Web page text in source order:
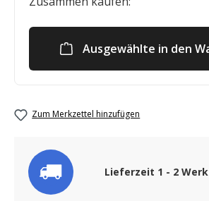
Ausgewählte in den
Zum Merkzettel hinzufügen
Lieferzeit 1 - 2